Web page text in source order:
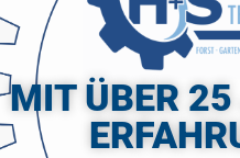
MIT ÜBER